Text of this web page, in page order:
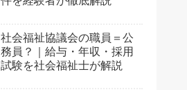
社会福祉協議会の職員＝公
務員？｜給与・年収・採用
試験を社会福祉士が解説